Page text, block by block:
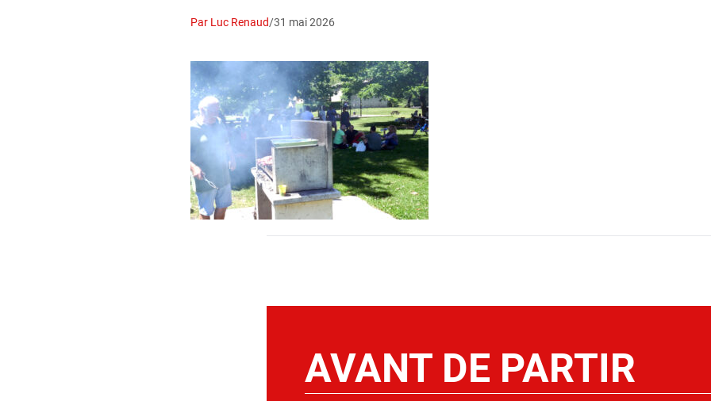
Par Luc Renaud/31 mai 2026
AVANT DE PARTIR